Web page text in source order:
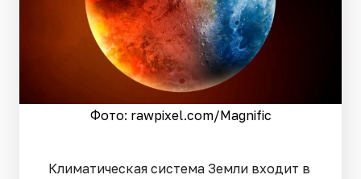
Фото: rawpixel.сom/Magnific
Климатическая система Земли входит в